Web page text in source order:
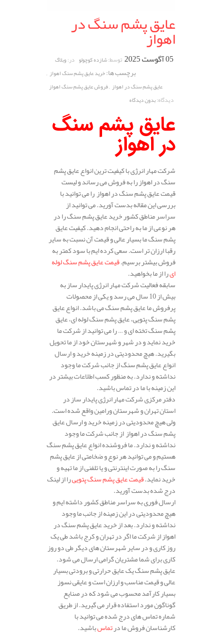
عایق پشم سنگ در
اهواز
05 آگوست 2025 توسط:شازده کوچولو در:وبلاگ
برچسب ها:خرید عایق پشم سنگ اهواز ,
عایق پشم سنگ در اهواز ,فروش عایق پشم سنگ اهواز
دیدگاه:بدون دیدگاه
عایق پشم سنگ
در اهواز
شرکت مهار انرژی با کیفیت ترین انواع عایق پشم
سنگ در اهواز را به فروش می رساند و لیست
قیمت عایق پشم سنگ در اهواز را می توانید با
بررسی این مقاله بدست آورید. می توانید از
سراسر مناطق کشور خرید عایق پشم سنگ را در
هر نوعی از ما به راحتی انجام دهید. کیفیت عایق
پشم سنگ ما بسیار عالی و قیمت آن نسبت به سایر
رقبا ارزان تر است. سعی کرده ایم با سود کمتر به
فروش بیشتر برسیم.قیمت عایق پشم سنگ لوله
ایرا از ما بخواهید.
سابقه فعالیت شرکت مهار انرژی پایدار ساز به
بیش از 10 سال می رسد و یکی از محصولات
پرفروش ما عایق پشم سنگ می باشد. انواع عایق
پشم سنگ پتویی، عایق پشم سنگ لوله ای، عایق
پشم سنگ تخته ای و … را می توانید از شرکت ما
خرید نماید و در شهر و شهرستان خود از ما تحویل
بگیرید. هیچ محدودیتی در زمینه خرید و ارسال
انواع عایق پشم سنگ از جانب شرکت ما وجود
نداشته و ندارد. به منظور کسب اطلاعات بیشتر در
این زمینه با ما در تماس باشید.
دفتر مرکزی شرکت مهار انرژی پایدار ساز در
استان تهران و شهرستان ورامین واقع شده است.
ولی هیچ محدودیتی در زمینه خرید و ارسال عایق
پشم سنگ در اهواز از جانب شرکت ما وجود
نداشته و ندارد. ما فروشنده انواع عایق پشم سنگ
هستیم و می توانید هر نوع و ضخامتی از عایق پشم
سنگ را به صورت اینترنتی و یا تلفنی از ما تهیه و
خرید نماید.قیمت عایق پشم سنگ پتوییرا از لینک
درج شده بدست آورید.
ارسال فوری به سراسر مناطق کشور داشته ایم و
هیچ محدودیتی در این زمینه از جانب ما وجود
نداشته و ندارد. بعد از خرید عایق پشم سنگ در
اهواز از شرکت ما اگر در تهران و کرج باشد طی یک
روز کاری و در سایر شهرستان های دیگر طی دو روز
کاری برای شما مشتریان گرامی ارسال می شود.
عایق پشم سنگ یک عایق حرارتی و برودتی بسیار
عالی و قیمت مناسب و ارزان است و عایقی نسوز
بسیار کارآمد محسوب می شود که در صنایع
گوناگون مورد استفاده قرار می گیرید. از طریق
شماره تماس های درج شده می توانید با
کارشناسان فروش ما درتماسباشید.